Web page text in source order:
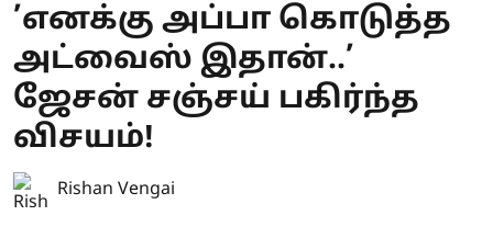
’எனக்கு அப்பா கொடுத்த
அட்வைஸ் இதான்..’
ஜேசன் சஞ்சய் பகிர்ந்த
விசயம்!
Rishan Vengai